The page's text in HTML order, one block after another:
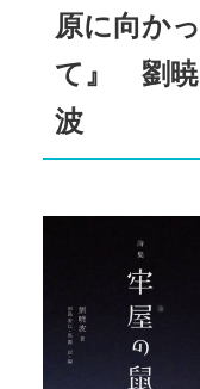
原に向かっ
て』 劉暁
波